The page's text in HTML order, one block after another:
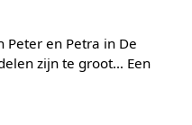
Peter en Petra in De
zijn te groot… Een